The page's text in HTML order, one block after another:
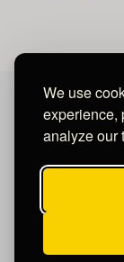
We use
experience,
analyze our
MAYA
Ubicados en